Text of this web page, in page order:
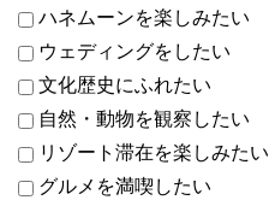
ハネムーンを楽しみたい
ウェディングをしたい
文化歴史にふれたい
自然・動物を観察したい
リゾート滞在を楽しみたい
グルメを満喫したい